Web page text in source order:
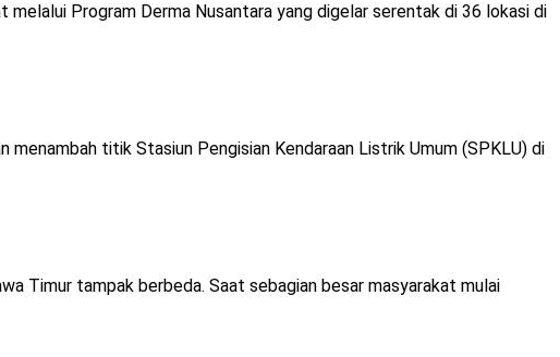
Program Derma Nusantara yang digelar serentak di 36 lokasi di
titik Stasiun Pengisian Kendaraan Listrik Umum (SPKLU) di
Timur tampak berbeda. Saat sebagian besar masyarakat mulai